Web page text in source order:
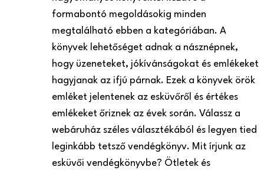
formabontó megoldásokig minden
megtalálható ebben a kategóriában. A
könyvek lehetőséget adnak a násznépnek,
hogy üzeneteket, jókívánságokat és emlékeket
hagyjanak az ifjú párnak. Ezek a könyvek örök
emléket jelentenek az esküvőről és értékes
emlékeket őriznek az évek során. Válassz a
webáruház széles választékából és legyen tied
leginkább tetsző vendégkönyv. Mit írjunk az
esküvői vendégkönyvbe? Ötletek és